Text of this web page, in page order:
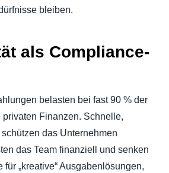
bleiben.
als Compliance-
belasten bei fast 90 % der
privaten Finanzen. Schnelle,
das Unternehmen
das Team finanziell und senken
„kreative“ Ausgabenlösungen,